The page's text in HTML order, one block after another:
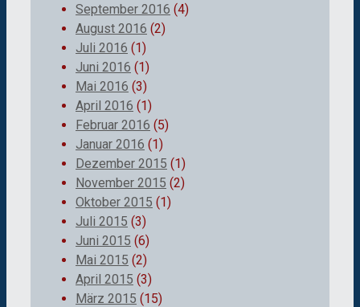
September 2016 (4)
August 2016 (2)
Juli 2016 (1)
Juni 2016 (1)
Mai 2016 (3)
April 2016 (1)
Februar 2016 (5)
Januar 2016 (1)
Dezember 2015 (1)
November 2015 (2)
Oktober 2015 (1)
Juli 2015 (3)
Juni 2015 (6)
Mai 2015 (2)
April 2015 (3)
März 2015 (15)